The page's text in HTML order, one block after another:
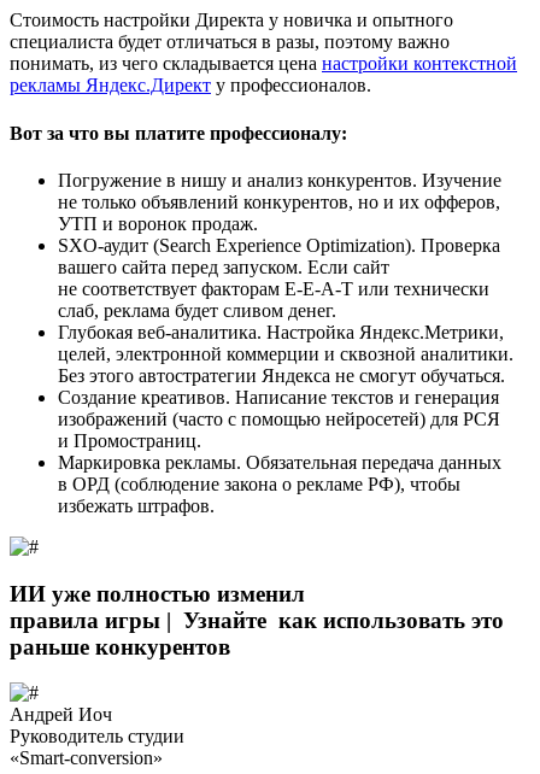
Стоимость настройки Директа у новичка и опытного
специалиста будет отличаться в разы, поэтому важно
понимать, из чего складывается цена настройки контекстной
рекламы Яндекс.Директ у профессионалов.
Вот за что вы платите профессионалу:
Погружение в нишу и анализ конкурентов. Изучение
не только объявлений конкурентов, но и их офферов,
УТП и воронок продаж.
SXO‑аудит (Search Experience Optimization). Проверка
вашего сайта перед запуском. Если сайт
не соответствует факторам E-E-A-T или технически
слаб, реклама будет сливом денег.
Глубокая веб‑аналитика. Настройка Яндекс.Метрики,
целей, электронной коммерции и сквозной аналитики.
Без этого автостратегии Яндекса не смогут обучаться.
Создание креативов. Написание текстов и генерация
изображений (часто с помощью нейросетей) для РСЯ
и Промостраниц.
Маркировка рекламы. Обязательная передача данных
в ОРД (соблюдение закона о рекламе РФ), чтобы
избежать штрафов.
ИИ уже полностью изменил
правила игры | Узнайте как использовать это
раньше конкурентов
Андрей Иоч
Руководитель студии
«Smart-conversion»